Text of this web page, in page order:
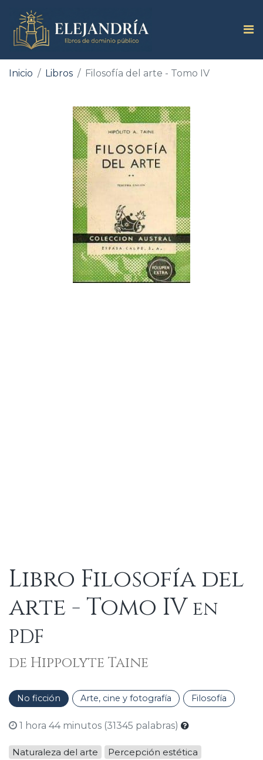
Inicio Libros Filosofía del arte - Tomo IV
Libro Filosofía del
arte - Tomo IV en
PDF
de Hippolyte Taine
No ficción Arte, cine y fotografía Filosofía
1 hora 44 minutos (31345 palabras)
Naturaleza del arte
Percepción estética